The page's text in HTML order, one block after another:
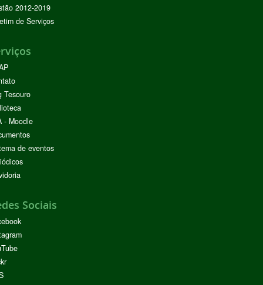
2012-2019
de Serviços
Tesouro
- Moodle
de eventos
Sociais